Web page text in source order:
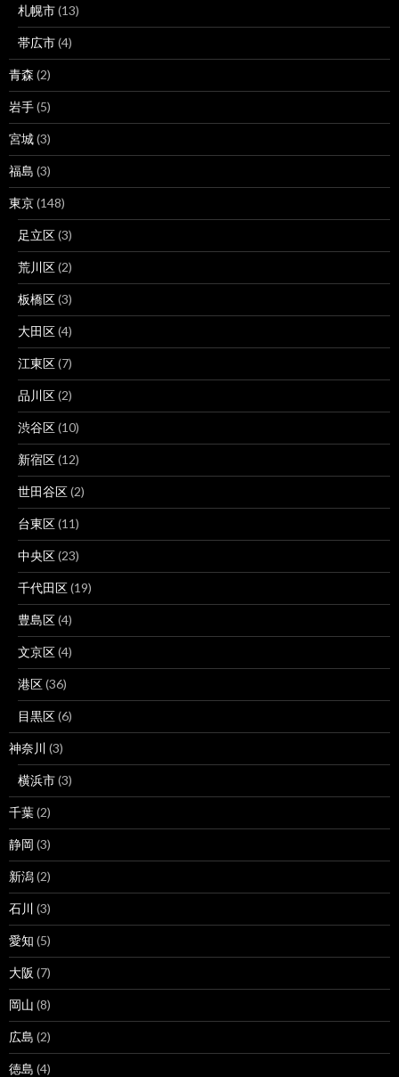
札幌市(13)
帯広市(4)
青森 (2)
岩手(5)
宮城(3)
福島 (3)
東京(148)
足立区(3)
荒川区(2)
板橋区(3)
大田区(4)
江東区(7)
品川区(2)
渋谷区(10)
新宿区(12)
世田谷区(2)
台東区(11)
中央区(23)
千代田区(19)
豊島区(4)
文京区(4)
港区(36)
目黒区(6)
神奈川 (3)
横浜市(3)
千葉(2)
静岡 (3)
新潟(2)
石川 (3)
愛知 (5)
大阪 (7)
岡山 (8)
広島 (2)
徳島 (4)